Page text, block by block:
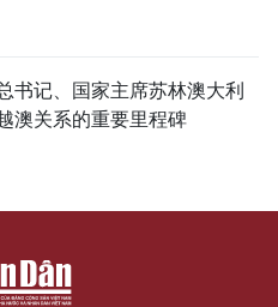
书记、国家主席苏林澳大利
澳关系的重要里程碑